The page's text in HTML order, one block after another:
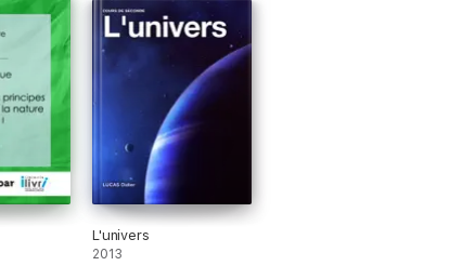
L'univers
2013